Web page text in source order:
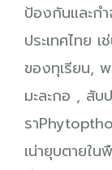
ป้องกันและก
ประเทศไทย เ
ของทุเรียน,
มะละกอ , สับ
รา
เน่ายุบตายใ